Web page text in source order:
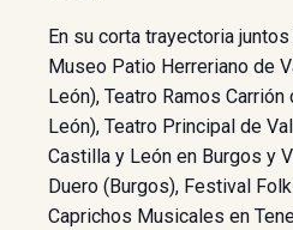
En su corta trayectoria
Museo Patio Herreriano de
León), Teatro Ramos
León), Teatro Principal de
Castilla y León en Burgos y
Duero (Burgos), Festival
Caprichos Musicales en